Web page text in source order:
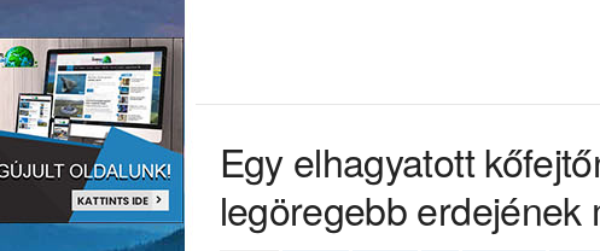
Egy elhagyatott
legöregebb erdejének